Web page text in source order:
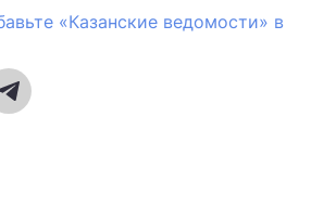
«Казанские ведомости» в